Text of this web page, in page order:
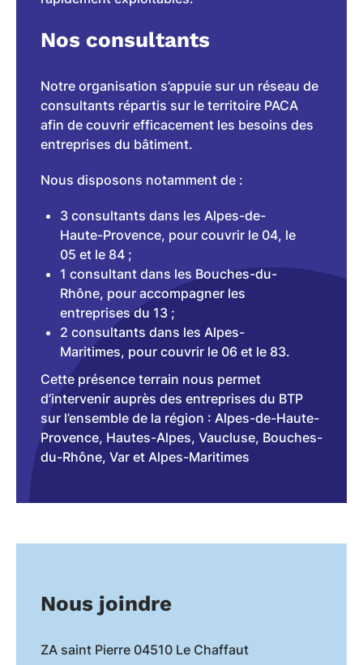
Nos consultants
Notre organisation s’appuie sur un réseau de
consultants répartis sur le territoire PACA
afin de couvrir efficacement les besoins des
entreprises du bâtiment.
Nous disposons notamment de :
3 consultants dans les Alpes-de-
Haute-Provence, pour couvrir le 04, le
05 et le 84 ;
1 consultant dans les Bouches-du-
Rhône, pour accompagner les
entreprises du 13 ;
2 consultants dans les Alpes-
Maritimes, pour couvrir le 06 et le 83.
Cette présence terrain nous permet
d’intervenir auprès des entreprises du BTP
sur l’ensemble de la région : Alpes-de-Haute-
Provence, Hautes-Alpes, Vaucluse, Bouches-
du-Rhône, Var et Alpes-Maritimes
Nous joindre
ZA saint Pierre 04510 Le Chaffaut